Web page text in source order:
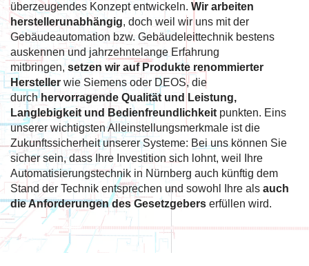
überzeugendes Konzept entwickeln. Wir arbeiten
herstellerunabhängig, doch weil wir uns mit der
Gebäudeautomation bzw. Gebäudeleittechnik bestens
auskennen und jahrzehntelange Erfahrung
mitbringen,setzen wir auf Produkte renommierter
Hersteller wie Siemens oder DEOS, die
durch hervorragende Qualität und Leistung,
Langlebigkeit und Bedienfreundlichkeit punkten. Eins
unserer wichtigsten Alleinstellungsmerkmale ist die
Zukunftssicherheit unserer Systeme: Bei uns können Sie
sicher sein, dass Ihre Investition sich lohnt, weil Ihre
Automatisierungstechnik in Nürnberg auch künftig dem
Stand der Technik entsprechen und sowohl Ihre als auch
die Anforderungen des Gesetzgebers erfüllen wird.